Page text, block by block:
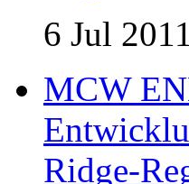
6 Jul 2011
MCW
Ridge-